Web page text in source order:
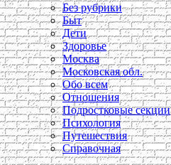
Без рубрики
Быт
Дети
Здоровье
Москва
Московская обл.
Обо всем
Отношения
Подростковые секции
Психология
Путешествия
Справочная